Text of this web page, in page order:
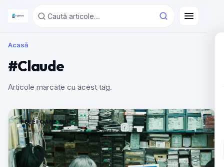
Acasă
#Claude
Articole marcate cu acest tag.
TELEFOANE NOI